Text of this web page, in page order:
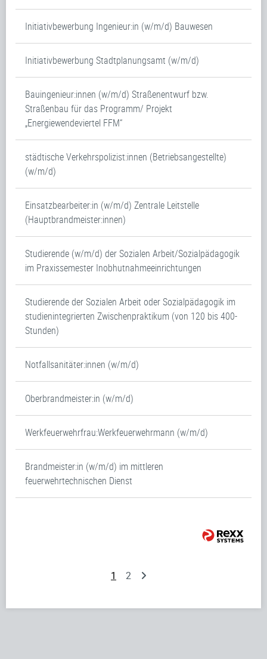
Initiativbewerbung Ingenieur:in (w/m/d) Bauwesen
Initiativbewerbung Stadtplanungsamt (w/m/d)
Bauingenieur:innen (w/m/d) Straßenentwurf bzw.
Straßenbau für das Programm/ Projekt
„Energiewendeviertel FFM“
städtische Verkehrspolizist:innen (Betriebsangestellte)
(w/m/d)
Einsatzbearbeiter:in (w/m/d) Zentrale Leitstelle
(Hauptbrandmeister:innen)
Studierende (w/m/d) der Sozialen Arbeit/Sozialpädagogik
im Praxissemester Inobhutnahmeeinrichtungen
Studierende der Sozialen Arbeit oder Sozialpädagogik im
studienintegrierten Zwischenpraktikum (von 120 bis 400-
Stunden)
Notfallsanitäter:innen (w/m/d)
Oberbrandmeister:in (w/m/d)
Werkfeuerwehrfrau:Werkfeuerwehrmann (w/m/d)
Brandmeister:in (w/m/d) im mittleren
feuerwehrtechnischen Dienst
1 2